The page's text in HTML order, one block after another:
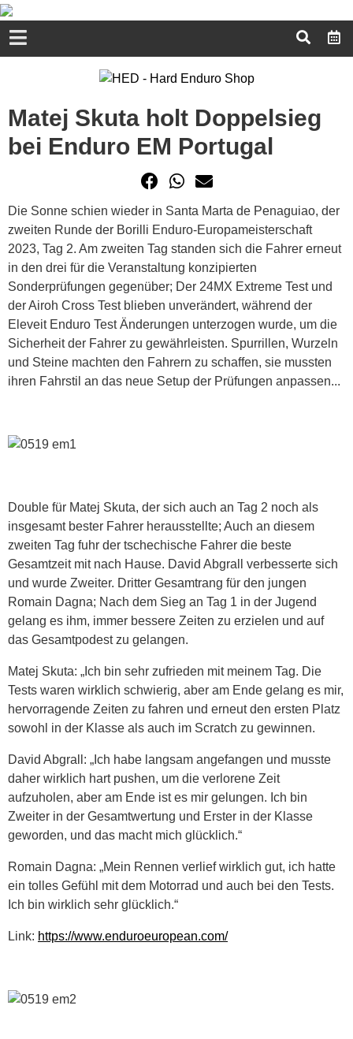
Matej Skuta holt Doppelsieg
bei Enduro EM Portugal
Die Sonne schien wieder in Santa Marta de Penaguiao, der
zweiten Runde der Borilli Enduro-Europameisterschaft
2023, Tag 2. Am zweiten Tag standen sich die Fahrer erneut
in den drei für die Veranstaltung konzipierten
Sonderprüfungen gegenüber; Der 24MX Extreme Test und
der Airoh Cross Test blieben unverändert, während der
Eleveit Enduro Test Änderungen unterzogen wurde, um die
Sicherheit der Fahrer zu gewährleisten. Spurrillen, Wurzeln
und Steine machten den Fahrern zu schaffen, sie mussten
ihren Fahrstil an das neue Setup der Prüfungen anpassen...
Double für Matej Skuta, der sich auch an Tag 2 noch als
insgesamt bester Fahrer herausstellte; Auch an diesem
zweiten Tag fuhr der tschechische Fahrer die beste
Gesamtzeit mit nach Hause. David Abgrall verbesserte sich
und wurde Zweiter. Dritter Gesamtrang für den jungen
Romain Dagna; Nach dem Sieg an Tag 1 in der Jugend
gelang es ihm, immer bessere Zeiten zu erzielen und auf
das Gesamtpodest zu gelangen.
Matej Skuta: „Ich bin sehr zufrieden mit meinem Tag. Die
Tests waren wirklich schwierig, aber am Ende gelang es mir,
hervorragende Zeiten zu fahren und erneut den ersten Platz
sowohl in der Klasse als auch im Scratch zu gewinnen.
David Abgrall: „Ich habe langsam angefangen und musste
daher wirklich hart pushen, um die verlorene Zeit
aufzuholen, aber am Ende ist es mir gelungen. Ich bin
Zweiter in der Gesamtwertung und Erster in der Klasse
geworden, und das macht mich glücklich.“
Romain Dagna: „Mein Rennen verlief wirklich gut, ich hatte
ein tolles Gefühl mit dem Motorrad und auch bei den Tests.
Ich bin wirklich sehr glücklich.“
Link: https://www.enduroeuropean.com/